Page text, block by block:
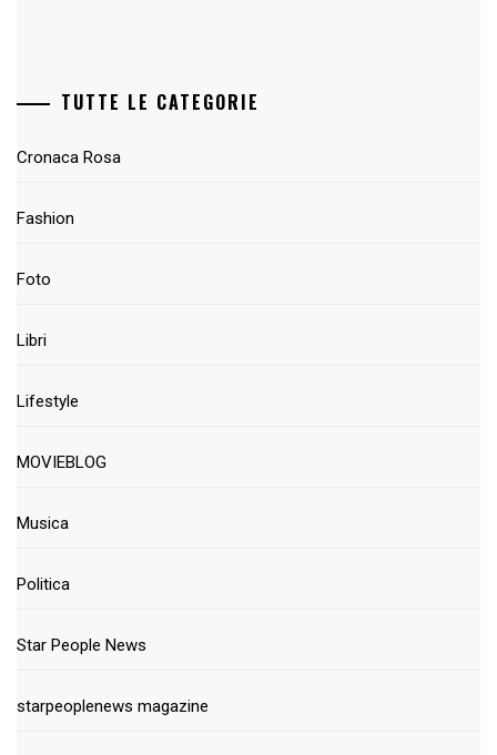
TUTTE LE CATEGORIE
Cronaca Rosa
Fashion
Foto
Libri
Lifestyle
MOVIEBLOG
Musica
Politica
Star People News
starpeoplenews magazine